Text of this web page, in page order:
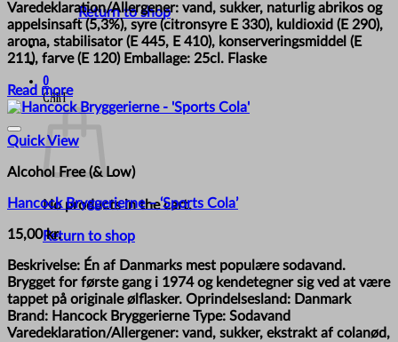
Return to shop
0
Cart
No products in the cart.
Return to shop
Varedeklaration/Allergener: vand, sukker, naturlig abrikos og
appelsinsaft (5,3%), syre (citronsyre E 330), kuldioxid (E 290),
aroma, stabilisator (E 445, E 410), konserveringsmiddel (E
211), farve (E 120) Emballage: 25cl. Flaske
Read more
Quick View
Alcohol Free (& Low)
Hancock Bryggerierne – ‘Sports Cola’
15,00kr.
Beskrivelse: Én af Danmarks mest populære sodavand.
Brygget for første gang i 1974 og kendetegner sig ved at være
tappet på originale ølflasker. Oprindelsesland: Danmark
Brand: Hancock Bryggerierne Type: Sodavand
Varedeklaration/Allergener: vand, sukker, ekstrakt af colanød,